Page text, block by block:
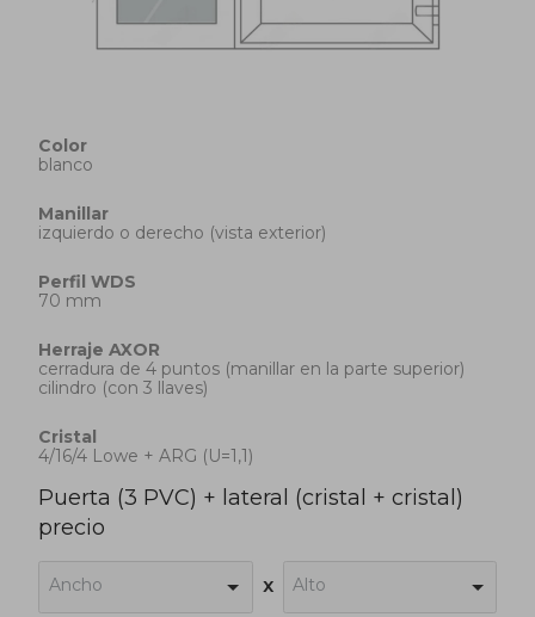
Color
blanco
Manillar
izquierdo o derecho (vista exterior)
Perfil WDS
70 mm
Herraje AXOR
cerradura de 4 puntos (manillar en la parte superior)
cilindro (con 3 llaves)
Cristal
4/16/4 Lowe + ARG (U=1,1)
Puerta (3 PVC) + lateral (cristal + cristal)
precio
Ancho x Alto